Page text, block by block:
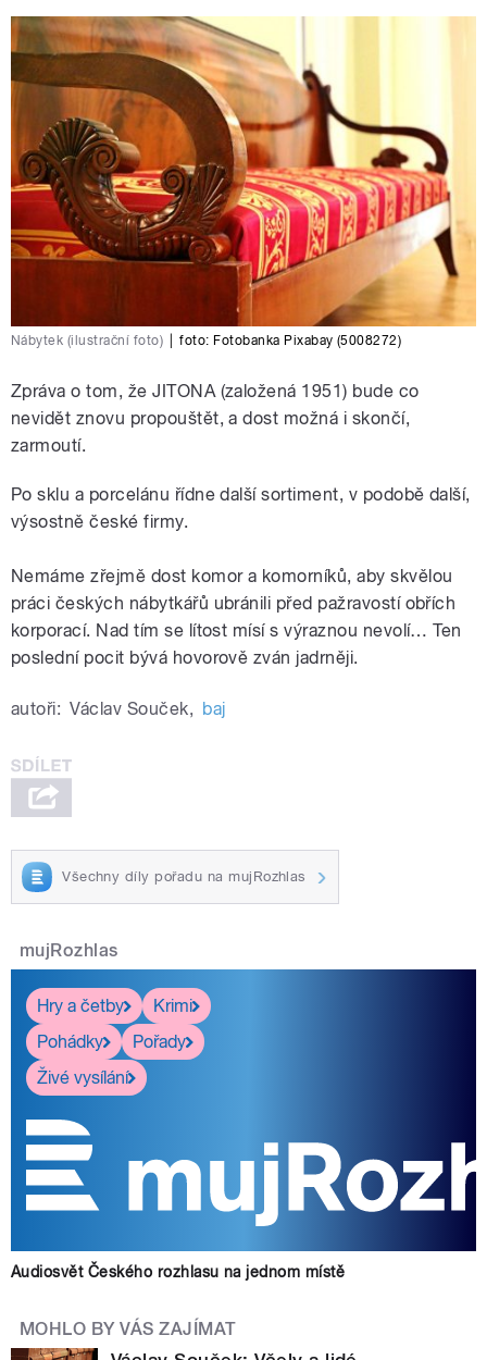
Nábytek (ilustrační foto) foto: Fotobanka Pixabay (5008272)
Zpráva o tom, že JITONA (založená 1951) bude co
nevidět znovu propouštět, a dost možná i skončí,
zarmoutí.
Po sklu a porcelánu řídne další sortiment, v podobě další,
výsostně české firmy.
Nemáme zřejmě dost komor a komorníků, aby skvělou
práci českých nábytkářů ubránili před pažravostí obřích
korporací. Nad tím se lítost mísí s výraznou nevolí… Ten
poslední pocit bývá hovorově zván jadrněji.
autoři: Václav Souček, baj
Všechny díly pořadu na mujRozhlas
mujRozhlas
Hry a četby
Krimi
Pohádky
Pořady
Živé vysílání
Audiosvět Českého rozhlasu na jednom místě
MOHLO BY VÁS ZAJÍMAT